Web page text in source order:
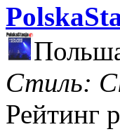
Стиль:
Рейтинг